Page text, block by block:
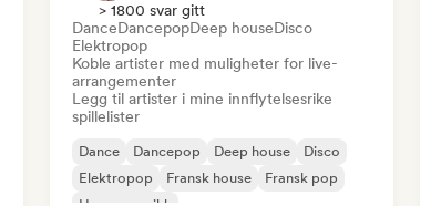
> 1800 svar gitt
DanceDancepopDeep houseDisco
Elektropop
Koble artister med muligheter for live-
arrangementer
Legg til artister i mine innflytelsesrike
spillelister
Dance Dancepop Deep house
Disco
Elektropop
Fransk house
Fransk pop